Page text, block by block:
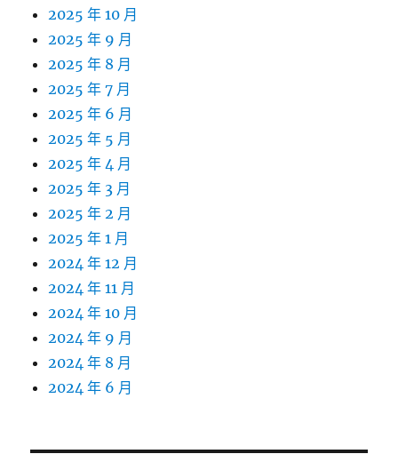
2025 年 10 月
2025 年 9 月
2025 年 8 月
2025 年 7 月
2025 年 6 月
2025 年 5 月
2025 年 4 月
2025 年 3 月
2025 年 2 月
2025 年 1 月
2024 年 12 月
2024 年 11 月
2024 年 10 月
2024 年 9 月
2024 年 8 月
2024 年 6 月